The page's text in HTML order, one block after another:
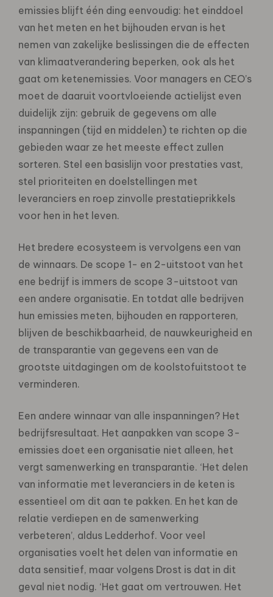
emissies blijft één ding eenvoudig: het einddoel
van het meten en het bijhouden ervan is het
nemen van zakelijke beslissingen die de effecten
van klimaatverandering beperken, ook als het
gaat om ketenemissies. Voor managers en CEO’s
moet de daaruit voortvloeiende actielijst even
duidelijk zijn: gebruik de gegevens om alle
inspanningen (tijd en middelen) te richten op die
gebieden waar ze het meeste effect zullen
sorteren. Stel een basislijn voor prestaties vast,
stel prioriteiten en doelstellingen met
leveranciers en roep zinvolle prestatieprikkels
voor hen in het leven.
Het bredere ecosysteem is vervolgens een van
de winnaars. De scope 1- en 2-uitstoot van het
ene bedrijf is immers de scope 3-uitstoot van
een andere organisatie. En totdat alle bedrijven
hun emissies meten, bijhouden en rapporteren,
blijven de beschikbaarheid, de nauwkeurigheid en
de transparantie van gegevens een van de
grootste uitdagingen om de koolstofuitstoot te
verminderen.
Een andere winnaar van alle inspanningen? Het
bedrijfsresultaat. Het aanpakken van scope 3-
emissies doet een organisatie niet alleen, het
vergt samenwerking en transparantie. ‘Het delen
van informatie met leveranciers in de keten is
essentieel om dit aan te pakken. En het kan de
relatie verdiepen en de samenwerking
verbeteren’, aldus Ledderhof. Voor veel
organisaties voelt het delen van informatie en
data sensitief, maar volgens Drost is dat in dit
geval niet nodig. ‘Het gaat om vertrouwen. Het